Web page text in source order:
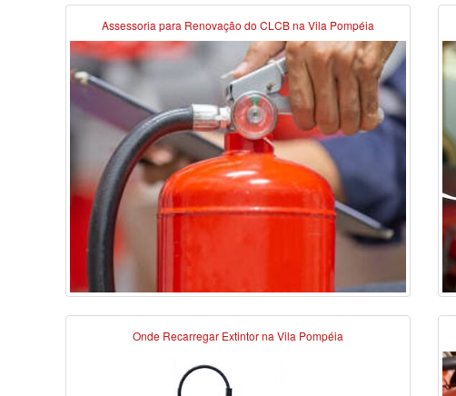
Assessoria para Renovação do CLCB na Vila Pompéia
Onde Recarregar Extintor na Vila Pompéia